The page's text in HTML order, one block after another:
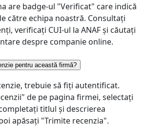
are badge-ul "Verificat" care indică
către echipa noastră. Consultați
verificați CUI-ul la ANAF și căutați
despre companie online.
pentru această firmă?
trebuie să fiți autentificat.
de pe pagina firmei, selectați
titlul și descrierea
apăsați "Trimite recenzia".